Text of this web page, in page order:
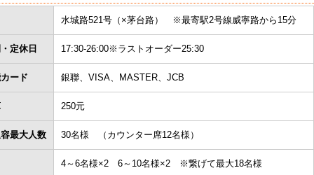
水城路521号（×茅台路） ※最寄駅2号線威寧路から15分
定休日 17:30-26:00※ラストオーダー25:30
ード 銀聯、VISA、MASTER、JCB
250元
最大人数 30名様 （カウンター席12名様）
4～6名様×2 6～10名様×2 ※繋げて最大18名様